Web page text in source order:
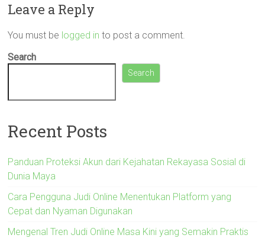
Leave a Reply
You must be logged in to post a comment.
Search
Search
Recent Posts
Panduan Proteksi Akun dari Kejahatan Rekayasa Sosial di
Dunia Maya
Cara Pengguna Judi Online Menentukan Platform yang
Cepat dan Nyaman Digunakan
Mengenal Tren Judi Online Masa Kini yang Semakin Praktis